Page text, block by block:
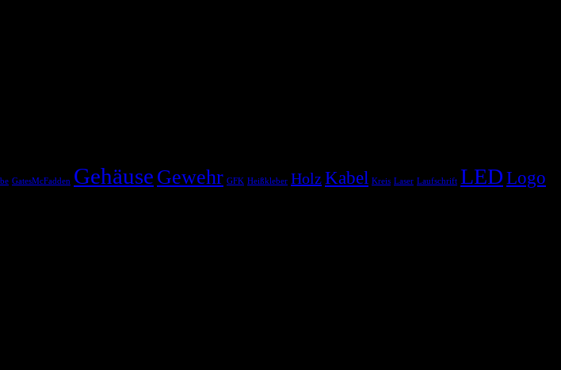
GatesMcFadden Gehäuse Gewehr GFK Heißkleber HolzKabel Kreis Laser Laufschrift LEDLogo